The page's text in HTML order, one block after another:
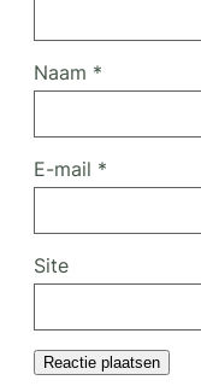
Naam *
E-mail *
Site